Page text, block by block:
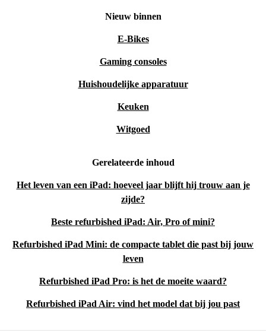
Nieuw binnen
E-Bikes
Gaming consoles
Huishoudelijke apparatuur
Keuken
Witgoed
Gerelateerde inhoud
Het leven van een iPad: hoeveel jaar blijft hij trouw aan je
zijde?
Beste refurbished iPad: Air, Pro of mini?
Refurbished iPad Mini: de compacte tablet die past bij jouw
leven
Refurbished iPad Pro: is het de moeite waard?
Refurbished iPad Air: vind het model dat bij jou past